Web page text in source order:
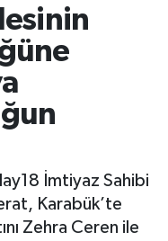
İmtiyaz Sahibi
Karabük’te
Zehra Ceren ile